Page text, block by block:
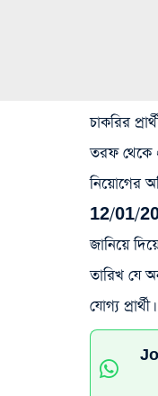
চাকরির
তরফ থেকে
নিয়োগের
12/01/
জানিয়ে
তারিখ যে
যোগ্য প্রার্থী।